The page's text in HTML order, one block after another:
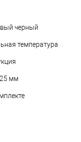
черный
температура
мм